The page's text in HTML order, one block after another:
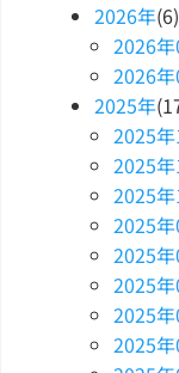
2026年(6)
2026年
2026年
2025年
2025年
2025年
2025年
2025年
2025年
2025年
2025年
2025年